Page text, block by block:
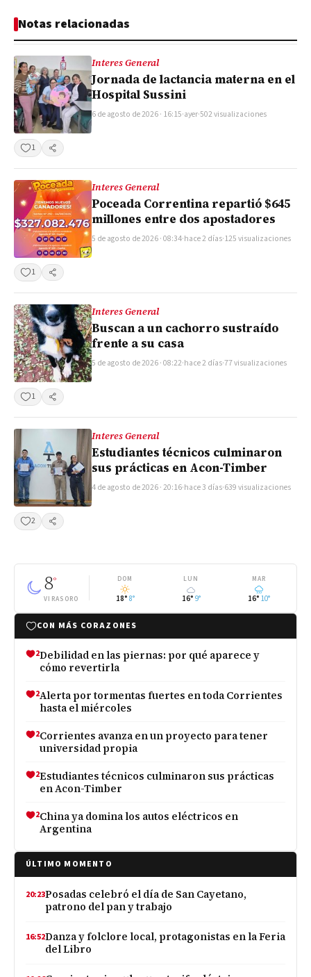
Notas relacionadas
Interes General
Jornada de lactancia materna en el
Hospital Sussini
6 de agosto de 2026 · 16:15·ayer·502 visualizaciones
1 Compartir
Interes General
Poceada Correntina repartió $645
millones entre dos apostadores
5 de agosto de 2026 · 08:34·hace 2 días·125 visualizaciones
1 Compartir
Interes General
Buscan a un cachorro sustraído
frente a su casa
5 de agosto de 2026 · 08:22·hace 2 días·77 visualizaciones
1 Compartir
Interes General
Estudiantes técnicos culminaron
sus prácticas en Acon-Timber
4 de agosto de 2026 · 20:16·hace 3 días·639 visualizaciones
2 Compartir
8°
VIRASORO
DOM
18° 8°
LUN
16° 9°
MAR
16° 10°
CON MÁS CORAZONES
2Debilidad en las piernas: por qué aparece y
cómo revertirla
2Alerta por tormentas fuertes en toda Corrientes
hasta el miércoles
2Corrientes avanza en un proyecto para tener
universidad propia
2Estudiantes técnicos culminaron sus prácticas
en Acon-Timber
2China ya domina los autos eléctricos en
Argentina
ÚLTIMO MOMENTO
20:23Posadas celebró el día de San Cayetano,
patrono del pan y trabajo
16:52Danza y folclore local, protagonistas en la Feria
del Libro